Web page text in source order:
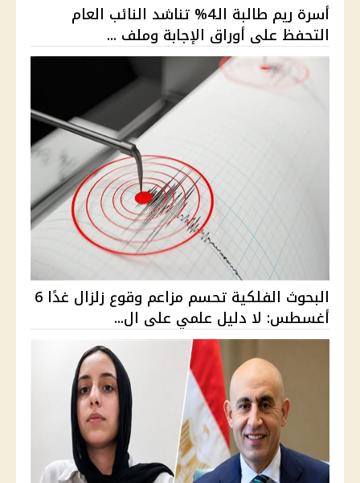
أسرة ريم طالبة الـ4% تناشد النائب العام
التحفظ على أوراق الإجابة وملف ...
البحوث الفلكية تحسم مزاعم وقوع زلزال غدًا 6
أغسطس: لا دليل علمي على ال...